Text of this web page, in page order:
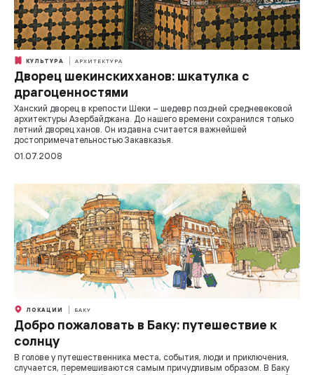
КУЛЬТУРА АРХИТЕКТУРА
Дворец шекинских ханов: шкатулка с
драгоценностями
Ханский дворец в крепости Шеки – шедевр поздней средневековой
архитектуры Азербайджана. До нашего времени сохранился только
летний дворец ханов. Он издавна считается важнейшей
достопримечательностью Закавказья.
01.07.2008
ЛОКАЦИИ БАКУ
Добро пожаловать в Баку: путешествие к
солнцу
В голове у путешественника места, события, люди и приключения,
случается, перемешиваются самым причудливым образом. В Баку